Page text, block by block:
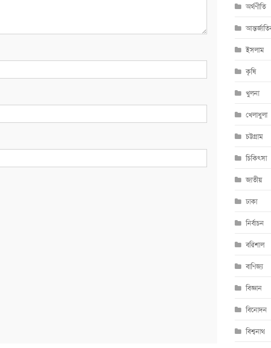
অর্থণীতি
ইসলাম
কৃষি
খুলনা
খেলাধুলা
চট্টগ্রাম
চিকিৎসা
জাতীয়
ঢাকা
নির্বাচন
বরিশাল
বাণিজ্য
বিজ্ঞান
বিনোদন
বিশ্বনাথ